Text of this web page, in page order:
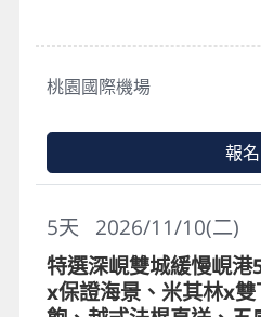
桃園國際機場
報名
2026/11/10(二)
5天
特選深峴雙城緩慢峴
x保證海景、米其林x